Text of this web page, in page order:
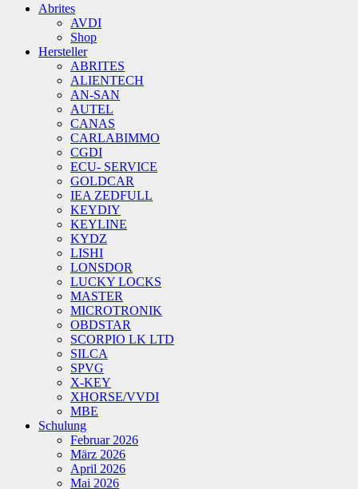
Abrites
AVDI
Shop
Hersteller
ABRITES
ALIENTECH
AN-SAN
AUTEL
CANAS
CARLABIMMO
CGDI
ECU- SERVICE
GOLDCAR
IEA ZEDFULL
KEYDIY
KEYLINE
KYDZ
LISHI
LONSDOR
LUCKY LOCKS
MASTER
MICROTRONIK
OBDSTAR
SCORPIO LK LTD
SILCA
SPVG
X-KEY
XHORSE/VVDI
MBE
Schulung
Februar 2026
März 2026
April 2026
Mai 2026